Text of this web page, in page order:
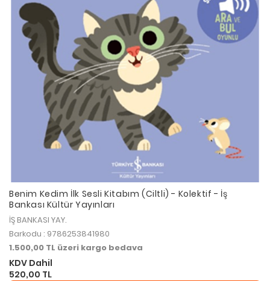
Benim Kedim İlk Sesli Kitabım (Ciltli) - Kolektif - İş
Bankası Kültür Yayınları
İŞ BANKASI YAY.
Barkodu : 9786253841980
1.500,00 TL üzeri kargo bedava
KDV Dahil
520,00 TL